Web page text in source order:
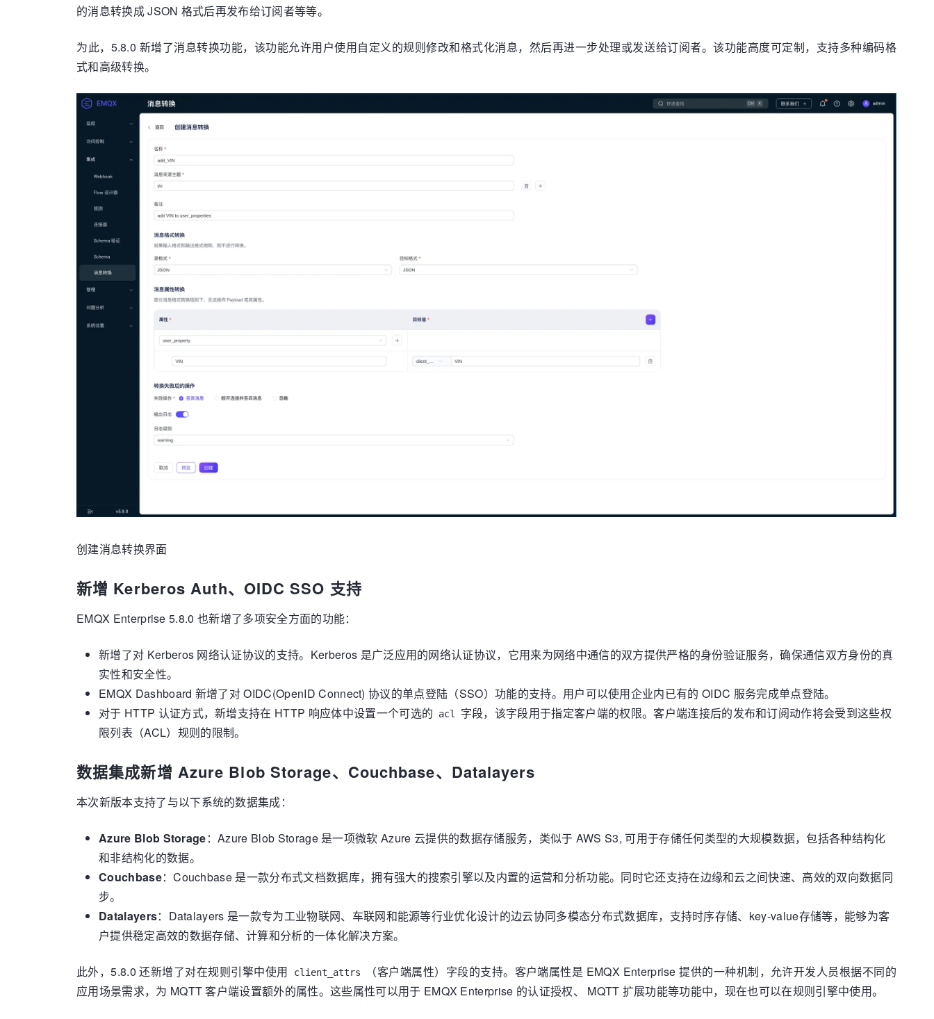
的消息转换成 JSON 格式后再发布给订阅者等等。
为此，5.8.0 新增了消息转换功能，该功能允许用户使用自定义的规则修改和格式化消息，然后再进一步处理或发送给订阅者。该功能高度可定制，支持多种编码格
式和高级转换。
创建消息转换界面
新增 Kerberos Auth、OIDC SSO 支持
EMQX Enterprise 5.8.0 也新增了多项安全方面的功能：
新增了对 Kerberos 网络认证协议的支持。Kerberos 是广泛应用的网络认证协议，它用来为网络中通信的双方提供严格的身份验证服务，确保通信双方身份的真
实性和安全性。
EMQX Dashboard 新增了对 OIDC(OpenID Connect) 协议的单点登陆（SSO）功能的支持。用户可以使用企业内已有的 OIDC 服务完成单点登陆。
对于 HTTP 认证方式，新增支持在 HTTP 响应体中设置一个可选的
acl
字段，该字段用于指定客户端的权限。客户端连接后的发布和订阅动作将会受到这些权
限列表（ACL）规则的限制。
数据集成新增 Azure Blob Storage、Couchbase、Datalayers
本次新版本支持了与以下系统的数据集成：
Azure Blob Storage：Azure Blob Storage 是一项微软 Azure 云提供的数据存储服务，类似于 AWS S3, 可用于存储任何类型的大规模数据，包括各种结构化
和非结构化的数据。
Couchbase：Couchbase 是一款分布式文档数据库，拥有强大的搜索引擎以及内置的运营和分析功能。同时它还支持在边缘和云之间快速、高效的双向数据同
步。
Datalayers：Datalayers 是一款专为工业物联网、车联网和能源等行业优化设计的边云协同多模态分布式数据库，支持时序存储、key-value存储等，能够为客
户提供稳定高效的数据存储、计算和分析的一体化解决方案。
此外，5.8.0 还新增了对在规则引擎中使用 client_attrs
（客户端属性）字段的支持。客户端属性是 EMQX Enterprise 提供的一种机制，允许开发人员根据不同的
应用场景需求，为 MQTT 客户端设置额外的属性。这些属性可以用于 EMQX Enterprise 的认证授权、 MQTT 扩展功能等功能中，现在也可以在规则引擎中使用。